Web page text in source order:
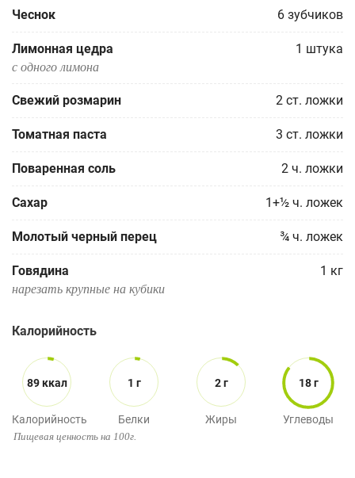
Чеснок 6 зубчиков
Лимонная цедра 1 штука
с одного лимона
Свежий розмарин 2 ст. ложки
Томатная паста 3 ст. ложки
Поваренная соль 2 ч. ложки
Сахар 1+½ ч. ложек
Молотый черный перец ¾ ч. ложек
Говядина 1 кг
нарезать крупные на кубики
Калорийность
89 ккал
Калорийность
1 г
Белки
2 г
Жиры
18 г
Углеводы
Пищевая ценность на 100г.